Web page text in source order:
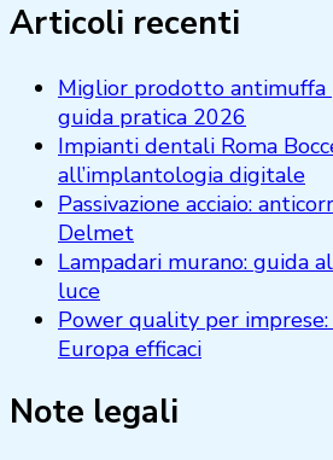
Articoli recenti
Miglior prodotto antimuffa
guida pratica 2026
Impianti dentali Roma
all’implantologia digitale
Passivazione acciaio:
Delmet
Lampadari murano: guida
luce
Power quality per
Europa efficaci
Note legali